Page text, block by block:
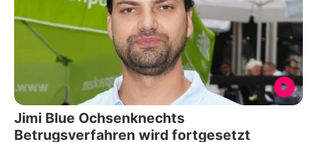
Jimi Blue Ochsenknechts
Betrugsverfahren wird fortgesetzt